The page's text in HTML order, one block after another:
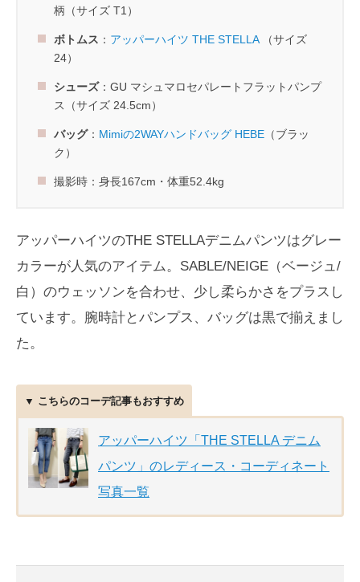
柄（サイズ T1）
ボトムス ： アッパーハイツ THE STELLA（サイズ
24）
シューズ：GU マシュマロセパレートフラットパンプ
ス（サイズ 24.5cm）
バッグ： Mimiの2WAYハンドバッグ HEBE （ブラッ
ク）
撮影時：身長167cm・体重52.4kg
アッパーハイツのTHE STELLAデニムパンツはグレー
カラーが人気のアイテム。SABLE/NEIGE（ベージュ/
白）のウェッソンを合わせ、少し柔らかさをプラスし
ています。腕時計とパンプス、バッグは黒で揃えまし
た。
▼ こちらのコーデ記事もおすすめ
アッパーハイツ「THE STELLA デニム
パンツ」のレディース・コーディネート
写真一覧